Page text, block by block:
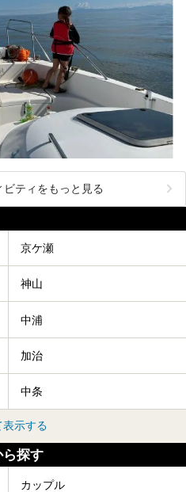
ティをもっと見る
京ケ瀬
神山
中浦
加治
中条
表示する
探す
カップル